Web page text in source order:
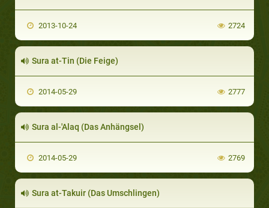
2013-10-24 2724
Sura at-Tin (Die Feige)
2014-05-29 2777
Sura al-'Alaq (Das Anhängsel)
2014-05-29 2769
Sura at-Takuir (Das Umschlingen)